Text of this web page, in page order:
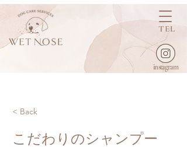
TEL
instagram
< Back
こだわりのシャンプー